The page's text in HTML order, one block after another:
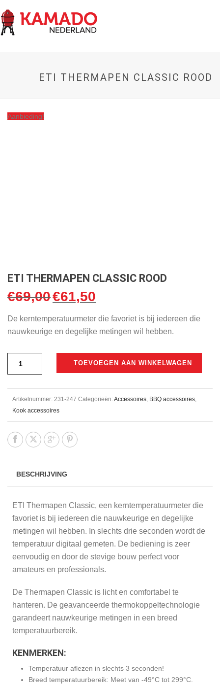
ETI THERMAPEN CLASSIC ROOD
Aanbieding!
ETI THERMAPEN CLASSIC ROOD
€69,00 Oorspronkelijke
was:
€69,00.
€61,50
is:
€61,50.
De kerntemperatuurmeter die favoriet is bij iedereen die
nauwkeurige en degelijke metingen wil hebben.
TOEVOEGEN AAN WINKELWAGEN
Artikelnummer: 231-247 Categorieën:Accessoires BBQ accessoires
Kook accessoires
BESCHRIJVING
ETI Thermapen Classic, een kerntemperatuurmeter die
favoriet is bij iedereen die nauwkeurige en degelijke
metingen wil hebben. In slechts drie seconden wordt de
temperatuur digitaal gemeten. De bediening is zeer
eenvoudig en door de stevige bouw perfect voor
amateurs en professionals.
De Thermapen Classic is licht en comfortabel te
hanteren. De geavanceerde thermokoppeltechnologie
garandeert nauwkeurige metingen in een breed
temperatuurbereik.
KENMERKEN:
Temperatuur aflezen in slechts 3 seconden!
Breed temperatuurbereik: Meet van -49°C tot 299°C.